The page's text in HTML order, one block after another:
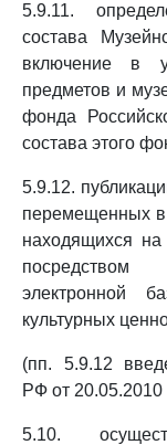
5.9.11.
состава
включение в
предметов и
фонда
состава этого
5.9.12.
перемещенных в
находящихся на
посредством
электронной
культурных
(пп. 5.9.12
РФ от 20.05.2010
5.10.